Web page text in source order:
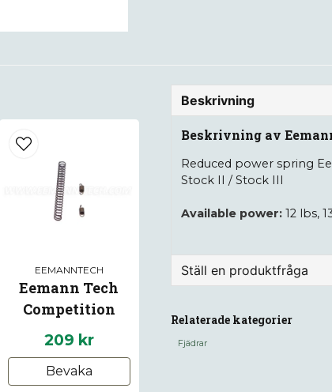
EEMANNTECH
Eemann Tech
Competition
Springs Kit for CZ
P-10
209 kr
Bevaka
Beskrivning
Beskrivning av
Reduced power spring
Stock II / Stock III
Available power: 12 lbs,
Ställ en produktfråga
Fråga oss något om
Relaterade kategorier
Fjädrar